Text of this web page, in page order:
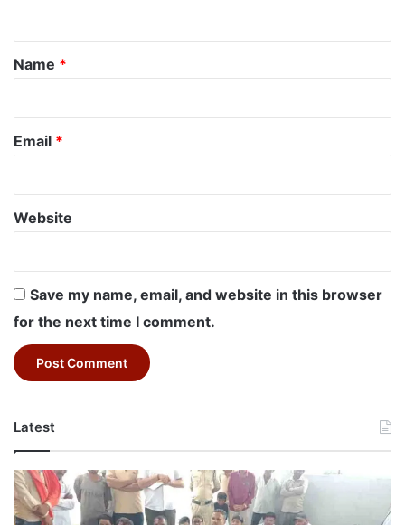
*
Name *
Email *
Website
Save my name, email, and website in this browser
for the next time I comment.
Latest
Betul
News
Today: